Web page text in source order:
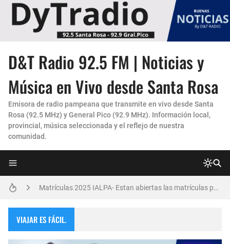
D&T Radio 92.5 FM | Noticias y
Música en Vivo desde Santa Rosa
Emisora de radio pampeana que transmite en vivo desde Santa
Rosa (92.5 MHz) y General Pico (92.9 MHz). Información local,
provincial, música seleccionada y el reflejo de nuestra
comunidad.
La Experiencia "Pampa Adentro" en 4x4:
Un Faro de Cuidado para Nuestros Mayores
Invitación Taller “Padres preparados, hijos con carácter”
Danzas Amanecer sureño en Con Pasión
Vicky Fleck presenta su primer trabajo musical AMENA...
Matrículas 2025 IALPA- Estan abiertas las matrículas para Jardin de Infantes.
VIAJAR ES FÁCIL.